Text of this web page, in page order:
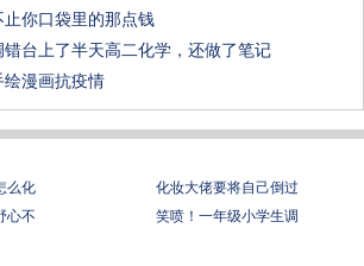
你口袋里的那点钱
台上了半天高二化学，还做了笔记
漫画抗疫情
么化
化妆大佬要将自己倒过
心不
笑喷！一年级小学生调